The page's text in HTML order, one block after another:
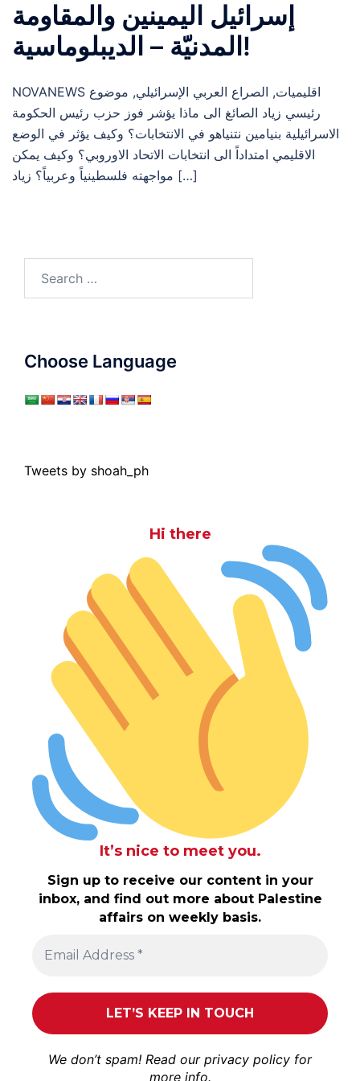
إسرائيل اليمينين والمقاومة
المدنيّة – الديبلوماسية!
NOVANEWS اقليميات, الصراع العربي الإسرائيلي, موضوع
رئيسي زياد الصائغ الى ماذا يؤشر فوز حزب رئيس الحكومة
الاسرائيلية بنيامين نتنياهو في الانتخابات؟ وكيف يؤثر في الوضع
الاقليمي امتداداً الى انتخابات الاتحاد الاوروبي؟ وكيف يمكن
مواجهته فلسطينياً وعربياً؟ زياد […]
Choose Language
Tweets by shoah_ph
Hi there
It’s nice to meet you.
Sign up to receive our content in your
inbox, and find out more about Palestine
affairs on weekly basis.
We don’t spam! Read our privacy policy for
more info.